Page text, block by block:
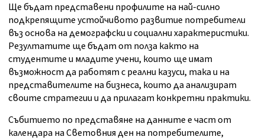
Ще бъдат представени профилите на най-силно
подкрепящите устойчивото развитие потребители
въз основа на демографски и социални характеристики.
Резултатите ще бъдат от полза както на
студентите и младите учени, които ще имат
възможност да работят с реални казуси, така и на
представителите на бизнеса, които да анализират
своите стратегии и да прилагат конкретни практики.
Събитието по представяне на данните е част от
календара на Световния ден на потребителите,